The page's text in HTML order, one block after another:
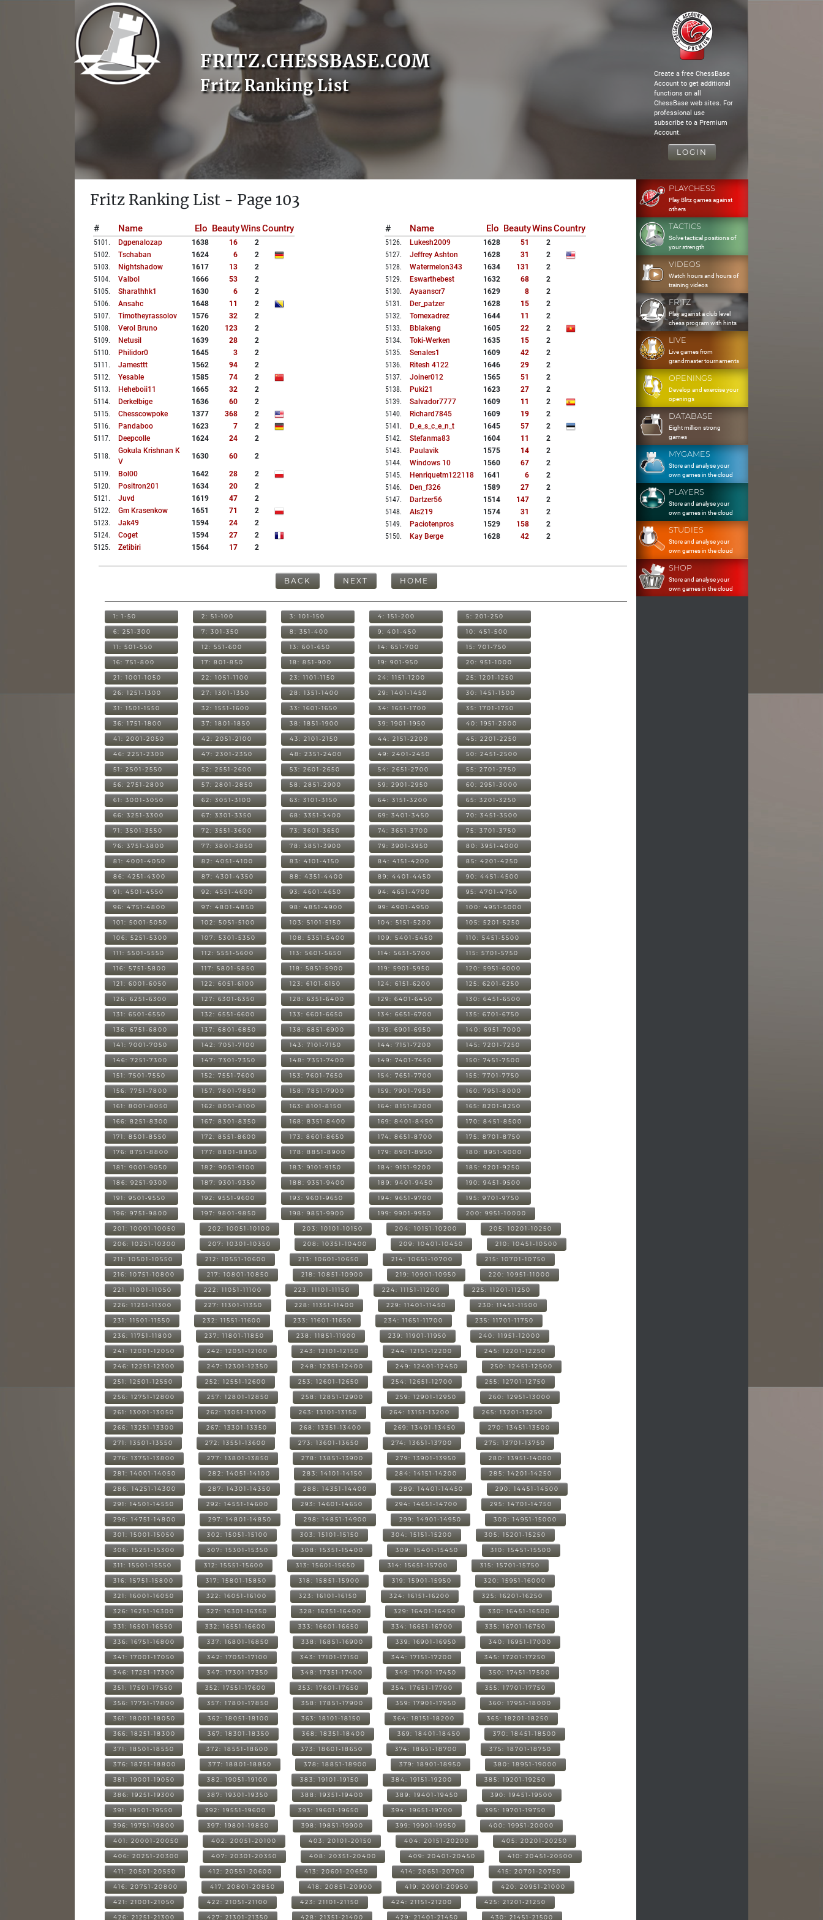
FRITZ.CHESSBASE.COM
Fritz Ranking List
Create a free ChessBase
Account to get additional
functions on all
ChessBase web sites. For
professional use
subscribe to a Premium
Account.
LOGIN
Fritz Ranking List - Page 103
# Name Elo BeautyWinsCountry
5101 . Dgpenalozap 1638 16
2
5102. Tschaban 1624 6
2
5103. Nightshadow 1617 13
2
5104. Valbol 1666 53
2
5105. Sharathhk1 1630 6
2
5106. Ansahc 1648 11
2
5107. Timotheyrassolov 1576 32
2
5108. Verol Bruno 1620 123
2
5109. Netusil 1639 28
2
5110. Philidor0 1645 3
2
5111 . Jamesttt 1562 94
2
5112. Yesable 1585 74
2
5113. Heheboii11 1665 32
2
5114. Derkelbige 1636 60
2
5115. Chesscowpoke 1377 368
2
5116. Pandaboo 1623 7
2
5117. Deepcolle 1624 24 2
5118.
Gokula Krishnan K
V
1630 60 2
5119. Bol00 1642 28
2
5120. Positron201 1634 20
2
5121 . Juvd 1619 47
2
5122. Gm Krasenkow 1651 71
2
5123. Jak49 1594 24
2
5124. Coget 1594 27
2
5125. Zetibiri 1564 17 2
# Name Elo BeautyWinsCountry
5126. Lukesh2009 1628 51
2
5127. Jeffrey Ashton 1628 31
2
5128. Watermelon343 1634 131
2
5129. Eswarthebest 1632 68
2
5130. Ayaanscr7 1629 8
2
5131 . Der_patzer 1628 15
2
5132. Tomexadrez 1644 11
2
5133. Bblakeng 1605 22
2
5134. Toki-Werken 1635 15
2
5135. Senales1 1609 42
2
5136. Ritesh 4122 1646 29
2
5137. Joiner012 1565 51
2
5138. Puki21 1623 27
2
5139. Salvador7777 1609 11
2
5140. Richard7845 1609 19
2
5141 . D_e_s_c_e_n_t 1645 57
2
5142. Stefanma83 1604 11
2
5143. Paulavik 1575 14
2
5144. Windows 10 1560 67
2
5145. Henriquetm122118 1641 6
2
5146. Den_f326 1589 27
2
5147. Dartzer56 1514 147
2
5148. Als219 1574 31
2
5149. Paciotenpros 1529 158
2
5150. Kay Berge 1628 42 2
BACK NEXT HOME
1: 1-50 2: 51-100 3: 101-150 4: 151-200 5: 201-250
6: 251-300 7: 301-350 8: 351-400 9: 401-450 10: 451-500
11: 501-550 12: 551-600 13: 601-650 14: 651-700 15: 701-750
16: 751-800 17: 801-850 18: 851-900 19: 901-950 20: 951-1000
21: 1001-1050 22: 1051-1100 23: 1101-1150 24: 1151-1200 25: 1201-1250
26: 1251-1300 27: 1301-1350 28: 1351-1400 29: 1401-1450 30: 1451-1500
31: 1501-1550 32: 1551-1600 33: 1601-1650 34: 1651-1700 35: 1701-1750
36: 1751-1800 37: 1801-1850 38: 1851-1900 39: 1901-1950 40: 1951-2000
41: 2001-2050 42: 2051-2100 43: 2101-2150 44: 2151-2200 45: 2201-2250
46: 2251-2300 47: 2301-2350 48: 2351-2400 49: 2401-2450 50: 2451-2500
51: 2501-2550 52: 2551-2600 53: 2601-2650 54: 2651-2700 55: 2701-2750
56: 2751-2800 57: 2801-2850 58: 2851-2900 59: 2901-2950 60: 2951-3000
61: 3001-3050 62: 3051-3100 63: 3101-3150 64: 3151-3200 65: 3201-3250
66: 3251-3300 67: 3301-3350 68: 3351-3400 69: 3401-3450 70: 3451-3500
71: 3501-3550 72: 3551-3600 73: 3601-3650 74: 3651-3700 75: 3701-3750
76: 3751-3800 77: 3801-3850 78: 3851-3900 79: 3901-3950 80: 3951-4000
81: 4001-4050 82: 4051-4100 83: 4101-4150 84: 4151-4200 85: 4201-4250
86: 4251-4300 87: 4301-4350 88: 4351-4400 89: 4401-4450 90: 4451-4500
91: 4501-4550 92: 4551-4600 93: 4601-4650 94: 4651-4700 95: 4701-4750
96: 4751-4800 97: 4801-4850 98: 4851-4900 99: 4901-4950 100: 4951-5000
101: 5001-5050 102: 5051-5100 103: 5101-5150 104: 5151-5200 105: 5201-5250
106: 5251-5300 107: 5301-5350 108: 5351-5400 109: 5401-5450 110: 5451-5500
111: 5501-5550 112: 5551-5600 113: 5601-5650 114: 5651-5700 115: 5701-5750
116: 5751-5800 117: 5801-5850 118: 5851-5900 119: 5901-5950 120: 5951-6000
121: 6001-6050 122: 6051-6100 123: 6101-6150 124: 6151-6200 125: 6201-6250
126: 6251-6300 127: 6301-6350 128: 6351-6400 129: 6401-6450 130: 6451-6500
131: 6501-6550 132: 6551-6600 133: 6601-6650 134: 6651-6700 135: 6701-6750
136: 6751-6800 137: 6801-6850 138: 6851-6900 139: 6901-6950 140: 6951-7000
141: 7001-7050 142: 7051-7100 143: 7101-7150 144: 7151-7200 145: 7201-7250
146: 7251-7300 147: 7301-7350 148: 7351-7400 149: 7401-7450 150: 7451-7500
151: 7501-7550 152: 7551-7600 153: 7601-7650 154: 7651-7700 155: 7701-7750
156: 7751-7800 157: 7801-7850 158: 7851-7900 159: 7901-7950 160: 7951-8000
161: 8001-8050 162: 8051-8100 163: 8101-8150 164: 8151-8200 165: 8201-8250
166: 8251-8300 167: 8301-8350 168: 8351-8400 169: 8401-8450 170: 8451-8500
171: 8501-8550 172: 8551-8600 173: 8601-8650 174: 8651-8700 175: 8701-8750
176: 8751-8800 177: 8801-8850 178: 8851-8900 179: 8901-8950 180: 8951-9000
181: 9001-9050 182: 9051-9100 183: 9101-9150 184: 9151-9200 185: 9201-9250
186: 9251-9300 187: 9301-9350 188: 9351-9400 189: 9401-9450 190: 9451-9500
191: 9501-9550 192: 9551-9600 193: 9601-9650 194: 9651-9700 195: 9701-9750
196: 9751-9800 197: 9801-9850 198: 9851-9900 199: 9901-9950 200: 9951-10000
201: 10001-10050 202: 10051-10100 203: 10101-10150 204: 10151-10200 205: 10201-10250
206: 10251-10300 207: 10301-10350 208: 10351-10400 209: 10401-10450 210: 10451-10500
211: 10501-10550 212: 10551-10600 213: 10601-10650 214: 10651-10700 215: 10701-10750
216: 10751-10800 217: 10801-10850 218: 10851-10900 219: 10901-10950 220: 10951-11000
221: 11001-11050 222: 11051-11100 223: 11101-11150 224: 11151-11200 225: 11201-11250
226: 11251-11300 227: 11301-11350 228: 11351-11400 229: 11401-11450 230: 11451-11500
231: 11501-11550 232: 11551-11600 233: 11601-11650 234: 11651-11700 235: 11701-11750
236: 11751-11800 237: 11801-11850 238: 11851-11900 239: 11901-11950 240: 11951-12000
241: 12001-12050 242: 12051-12100 243: 12101-12150 244: 12151-12200 245: 12201-12250
246: 12251-12300 247: 12301-12350 248: 12351-12400 249: 12401-12450 250: 12451-12500
251: 12501-12550 252: 12551-12600 253: 12601-12650 254: 12651-12700 255: 12701-12750
256: 12751-12800 257: 12801-12850 258: 12851-12900 259: 12901-12950 260: 12951-13000
261: 13001-13050 262: 13051-13100 263: 13101-13150 264: 13151-13200 265: 13201-13250
266: 13251-13300 267: 13301-13350 268: 13351-13400 269: 13401-13450 270: 13451-13500
271: 13501-13550 272: 13551-13600 273: 13601-13650 274: 13651-13700 275: 13701-13750
276: 13751-13800 277: 13801-13850 278: 13851-13900 279: 13901-13950 280: 13951-14000
281: 14001-14050 282: 14051-14100 283: 14101-14150 284: 14151-14200 285: 14201-14250
286: 14251-14300 287: 14301-14350 288: 14351-14400 289: 14401-14450 290: 14451-14500
291: 14501-14550 292: 14551-14600 293: 14601-14650 294: 14651-14700 295: 14701-14750
296: 14751-14800 297: 14801-14850 298: 14851-14900 299: 14901-14950 300: 14951-15000
301: 15001-15050 302: 15051-15100 303: 15101-15150 304: 15151-15200 305: 15201-15250
306: 15251-15300 307: 15301-15350 308: 15351-15400 309: 15401-15450 310: 15451-15500
311: 15501-15550 312: 15551-15600 313: 15601-15650 314: 15651-15700 315: 15701-15750
316: 15751-15800 317: 15801-15850 318: 15851-15900 319: 15901-15950 320: 15951-16000
321: 16001-16050 322: 16051-16100 323: 16101-16150 324: 16151-16200 325: 16201-16250
326: 16251-16300 327: 16301-16350 328: 16351-16400 329: 16401-16450 330: 16451-16500
331: 16501-16550 332: 16551-16600 333: 16601-16650 334: 16651-16700 335: 16701-16750
336: 16751-16800 337: 16801-16850 338: 16851-16900 339: 16901-16950 340: 16951-17000
341: 17001-17050 342: 17051-17100 343: 17101-17150 344: 17151-17200 345: 17201-17250
346: 17251-17300 347: 17301-17350 348: 17351-17400 349: 17401-17450 350: 17451-17500
351: 17501-17550 352: 17551-17600 353: 17601-17650 354: 17651-17700 355: 17701-17750
356: 17751-17800 357: 17801-17850 358: 17851-17900 359: 17901-17950 360: 17951-18000
361: 18001-18050 362: 18051-18100 363: 18101-18150 364: 18151-18200 365: 18201-18250
366: 18251-18300 367: 18301-18350 368: 18351-18400 369: 18401-18450 370: 18451-18500
371: 18501-18550 372: 18551-18600 373: 18601-18650 374: 18651-18700 375: 18701-18750
376: 18751-18800 377: 18801-18850 378: 18851-18900 379: 18901-18950 380: 18951-19000
381: 19001-19050 382: 19051-19100 383: 19101-19150 384: 19151-19200 385: 19201-19250
386: 19251-19300 387: 19301-19350 388: 19351-19400 389: 19401-19450 390: 19451-19500
391: 19501-19550 392: 19551-19600 393: 19601-19650 394: 19651-19700 395: 19701-19750
396: 19751-19800 397: 19801-19850 398: 19851-19900 399: 19901-19950 400: 19951-20000
401: 20001-20050 402: 20051-20100 403: 20101-20150 404: 20151-20200 405: 20201-20250
406: 20251-20300 407: 20301-20350 408: 20351-20400 409: 20401-20450 410: 20451-20500
411: 20501-20550 412: 20551-20600 413: 20601-20650 414: 20651-20700 415: 20701-20750
416: 20751-20800 417: 20801-20850 418: 20851-20900 419: 20901-20950 420: 20951-21000
421: 21001-21050 422: 21051-21100 423: 21101-21150 424: 21151-21200 425: 21201-21250
426: 21251-21300 427: 21301-21350 428: 21351-21400 429: 21401-21450 430: 21451-21500
PLAYCHESS
Play Blitz games against
others
TACTICS
Solve tactical positions of
your strength
VIDEOS
Watch hours and hours of
training videos
FRITZ
Play against a club level
chess program with hints
LIVE
Live games from
grandmaster tournaments
OPENINGS
Develop and exercise your
openings
DATABASE
Eight million strong
games
MYGAMES
Store and analyse your
own games in the cloud
PLAYERS
Store and analyse your
own games in the cloud
STUDIES
Store and analyse your
own games in the cloud
SHOP
Store and analyse your
own games in the cloud